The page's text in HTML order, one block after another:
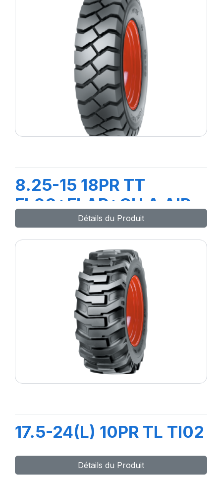
8.25-15 18PR TT
FL08+FLAP+CH A AIR
Détails du Produit
17.5-24(L) 10PR TL TI02
Détails du Produit